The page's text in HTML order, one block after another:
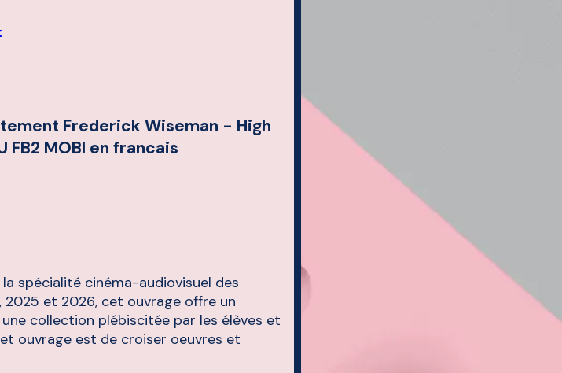
Frederick Wiseman - High
FB2 MOBI en francais
spécialité cinéma-audiovisuel des
et 2026, cet ouvrage offre un
collection plébiscitée par les élèves et
ouvrage est de croiser oeuvres et